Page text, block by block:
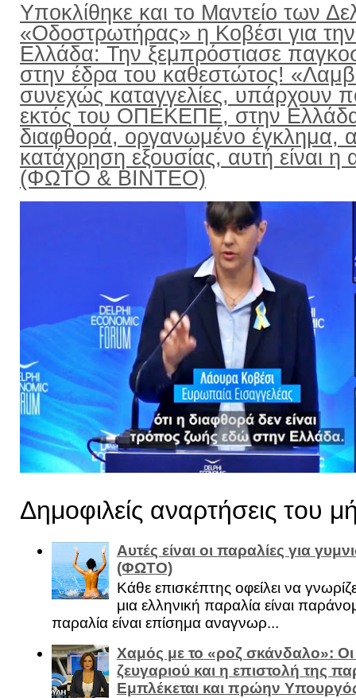
Υποκλίθηκε και το Μαντείο των
«Οδοστρωτήρας» η Κοβέσι για
Ελλάδα: Την ξεμπρόστιασε
στην έδρα του καθεστώτος!
συνεχώς καταγγελίες, υπάρχουν
εκτός του ΟΠΕΚΕΠΕ, στην
διαφθορά, οργανωμένο έγκλημα,
κατάχρηση εξουσίας, αυτή είναι η
(ΦΩΤΟ & ΒΙΝΤΕΟ)
Δημοφιλείς αναρτήσεις του
Αυτές είναι οι παραλίες για
(ΦΩΤΟ)
Κάθε επισκέπτης οφείλει να
μια ελληνική παραλία είναι
παραλία είναι επίσημα αναγνωρ...
Χαμός με το «ροζ σκάνδαλο»: Οι
ζευγαριού και η επιστολή της
Εμπλέκεται και πρώην